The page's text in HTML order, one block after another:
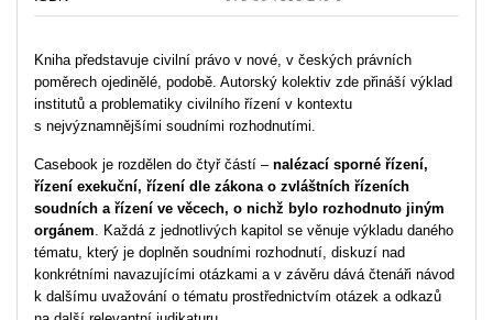
Kniha představuje civilní právo v nové, v českých právních
poměrech ojedinělé, podobě. Autorský kolektiv zde přináší výklad
institutů a problematiky civilního řízení v kontextu
s nejvýznamnějšími soudními rozhodnutími.
Casebook je rozdělen do čtyř částí – nalézací sporné řízení,
řízení exekuční, řízení dle zákona o zvláštních řízeních
soudních a řízení ve věcech, o nichž bylo rozhodnuto jiným
orgánem . Každá z jednotlivých kapitol se věnuje výkladu daného
tématu, který je doplněn soudními rozhodnutí, diskuzí nad
konkrétními navazujícími otázkami a v závěru dává čtenáři návod
k dalšímu uvažování o tématu prostřednictvím otázek a odkazů